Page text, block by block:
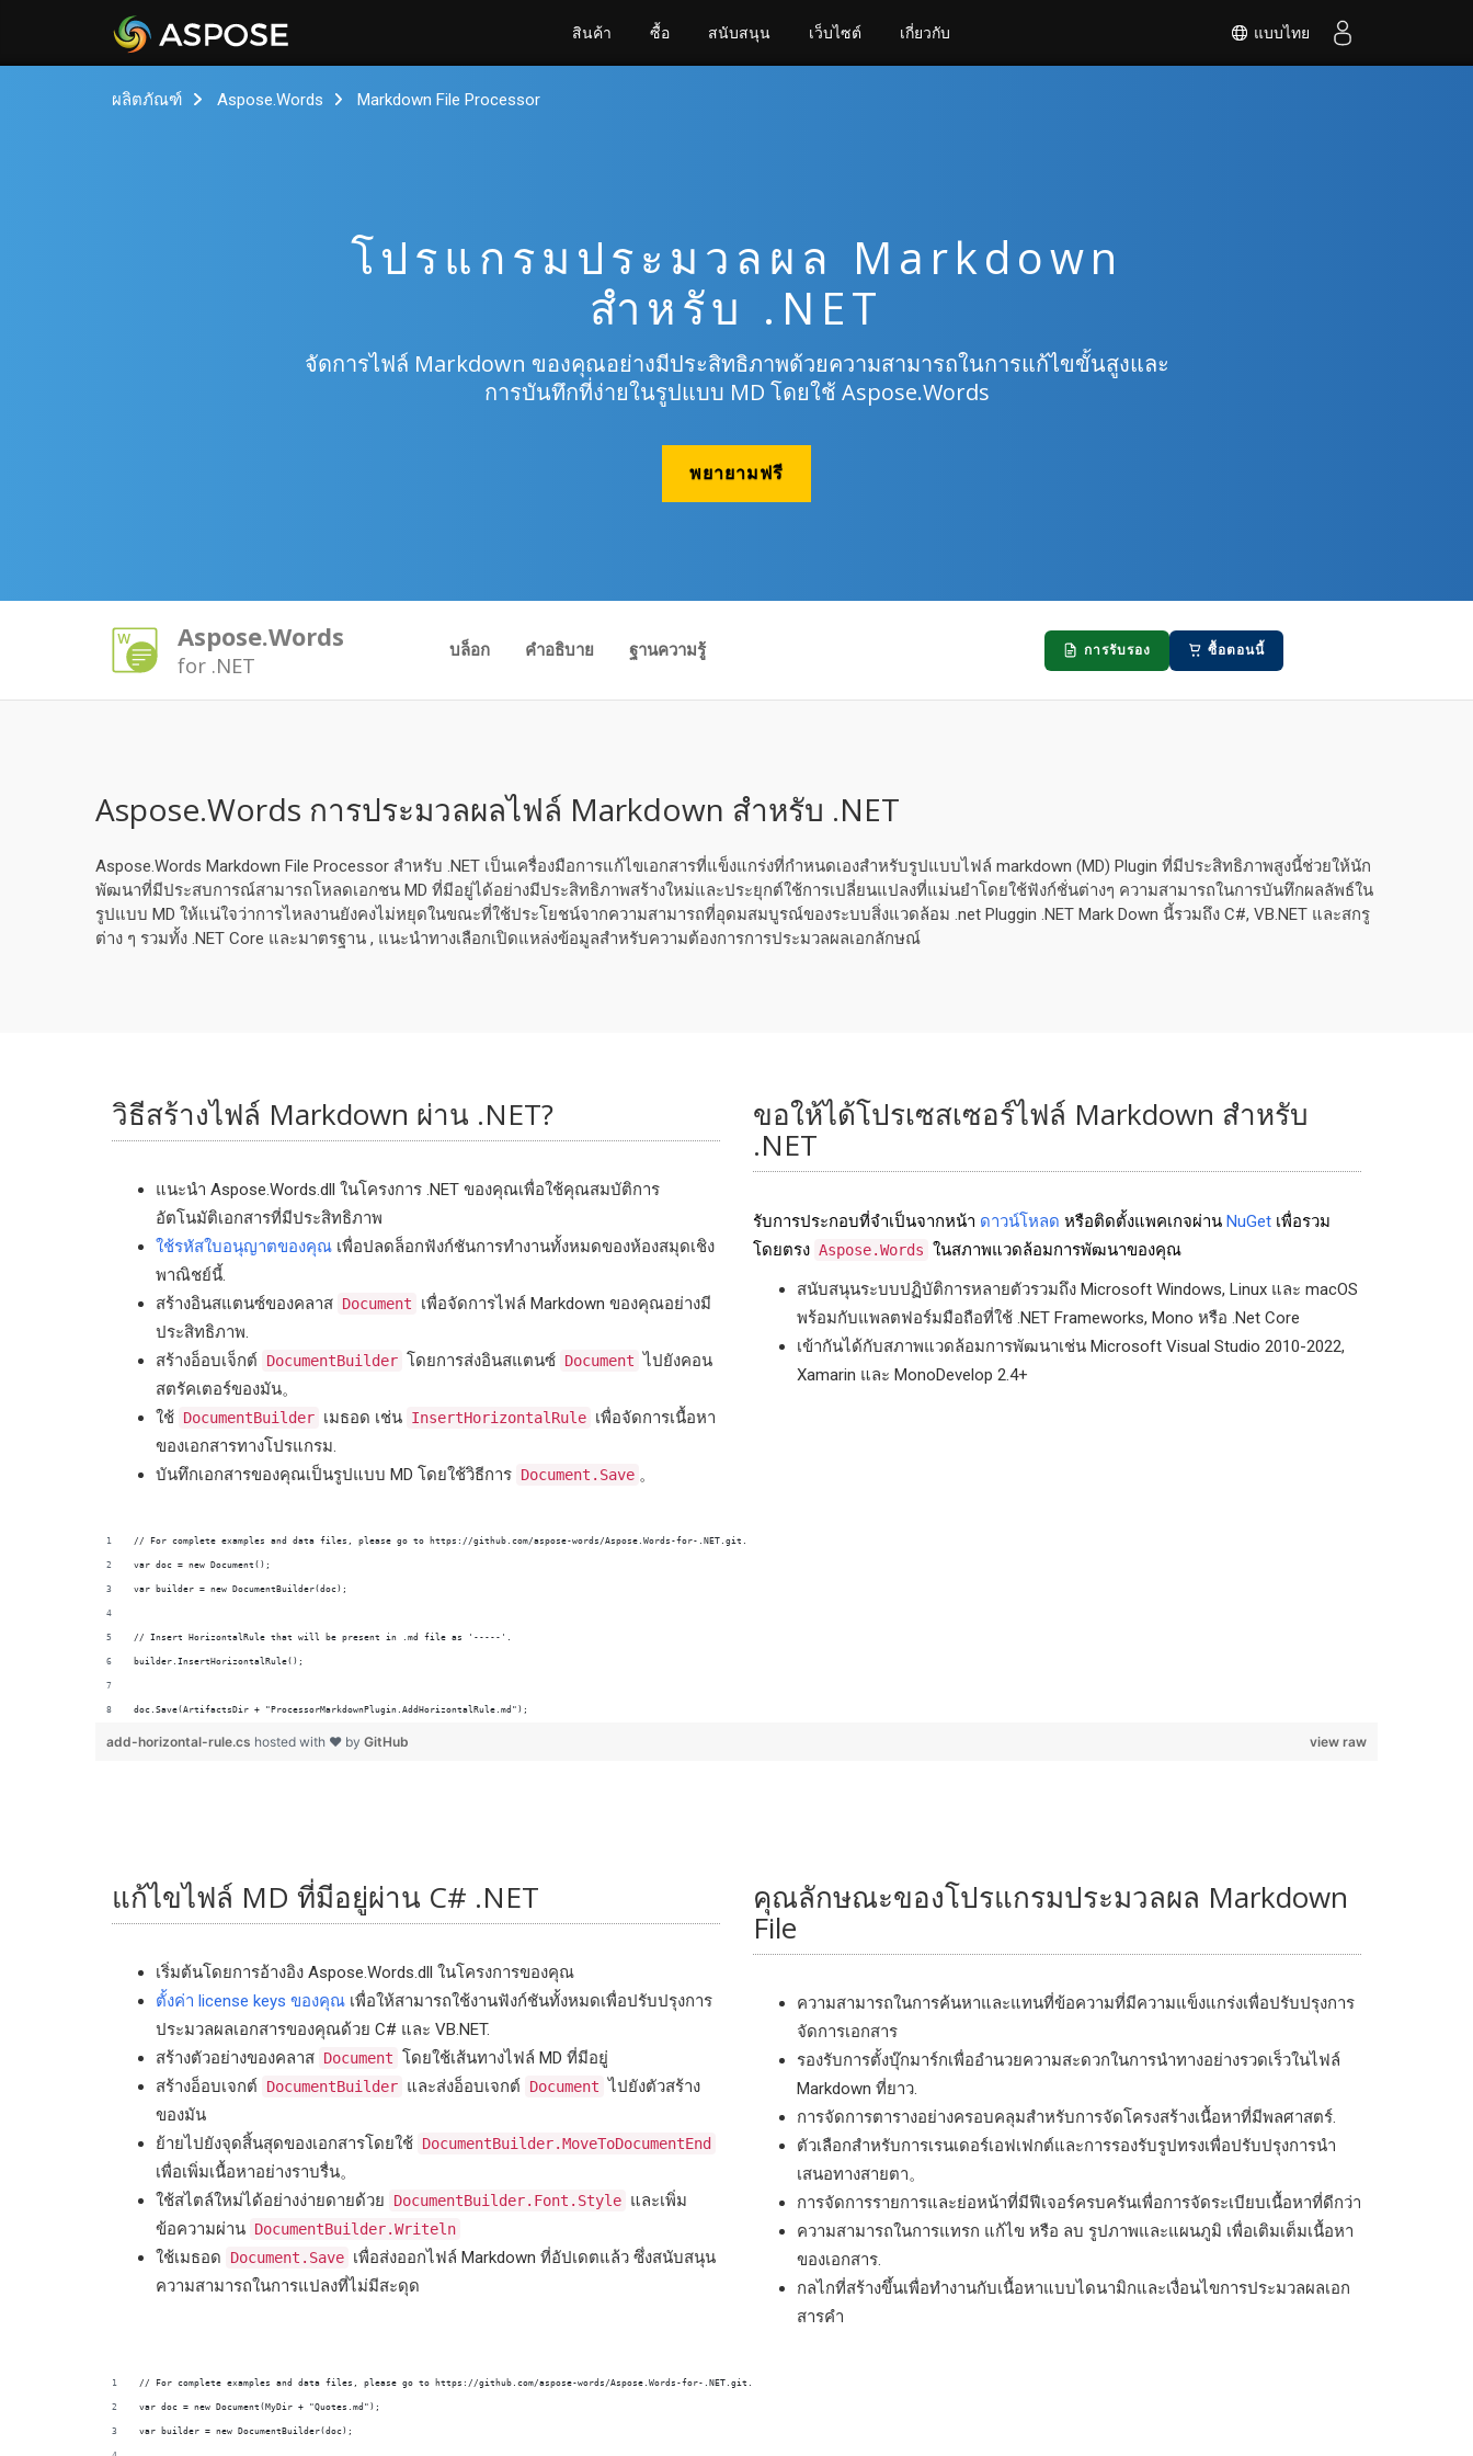
แบบไทย
สินค้า ซื้อ สนับสนุน เว็บไซต์ เกี่ยวกับ
ผลิตภัณฑ์ Aspose.Words Markdown File Processor
โปรแกรมประมวลผล Markdown
สำหรับ .NET
จัดการไฟล์ Markdown ของคุณอย่างมีประสิทธิภาพด้วยความสามารถในการแก้ไขขั้นสูงและ
การบันทึกที่ง่ายในรูปแบบ MD โดยใช้ Aspose.Words
พยายามฟรี
Aspose.Words
for .NET
บล็อก คําอธิบาย ฐานความรู้ การรับรอง ซื้อตอนนี้
Aspose.Words การประมวลผลไฟล์ Markdown สำหรับ .NET
Aspose.Words Markdown File Processor สําหรับ .NET เป็นเครื่องมือการแก้ไขเอกสารที่แข็งแกร่งที่กําหนดเองสําหรับรูปแบบไฟล์ markdown (MD) Plugin ที่มีประสิทธิภาพสูงนี้ช่วยให้นัก
พัฒนาที่มีประสบการณ์สามารถโหลดเอกชน MD ที่มีอยู่ได้อย่างมีประสิทธิภาพสร้างใหม่และประยุกต์ใช้การเปลี่ยนแปลงที่แม่นยําโดยใช้ฟังก์ชั่นต่างๆ ความสามารถในการบันทึกผลลัพธ์ใน
รูปแบบ MD ให้แน่ใจว่าการไหลงานยังคงไม่หยุดในขณะที่ใช้ประโยชน์จากความสามารถที่อุดมสมบูรณ์ของระบบสิ่งแวดล้อม .net Pluggin .NET Mark Down นี้รวมถึง C#, VB.NET และสกรู
ต่าง ๆ รวมทั้ง .NET Core และมาตรฐาน , แนะนําทางเลือกเปิดแหล่งข้อมูลสําหรับความต้องการการประมวลผลเอกลักษณ์
วิธีสร้างไฟล์ Markdown ผ่าน .NET?
แนะนํา Aspose.Words.dll ในโครงการ .NET ของคุณเพื่อใช้คุณสมบัติการ
อัตโนมัติเอกสารที่มีประสิทธิภาพ
ใช้รหัสใบอนุญาตของคุณ เพื่อปลดล็อกฟังก์ชันการทำงานทั้งหมดของห้องสมุดเชิง
พาณิชย์นี้.
สร้างอินสแตนซ์ของคลาส Document
เพื่อจัดการไฟล์ Markdown ของคุณอย่างมี
ประสิทธิภาพ.
สร้างอ็อบเจ็กต์
DocumentBuilder โดยการส่งอินสแตนซ์ Document ไปยังคอน
สตรัคเตอร์ของมัน。
ใช้ DocumentBuilder เมธอด เช่น InsertHorizontalRule เพื่อจัดการเนื้อหา
ของเอกสารทางโปรแกรม.
บันทึกเอกสารของคุณเป็นรูปแบบ MD โดยใช้วิธีการ Document.Save 。
ขอให้ได้โปรเซสเซอร์ไฟล์ Markdown สำหรับ
.NET
รับการประกอบที่จําเป็นจากหน้า ดาวน์โหลด หรือติดตั้งแพคเกจผ่าน NuGet เพื่อรวม
โดยตรง Aspose.Words ในสภาพแวดล้อมการพัฒนาของคุณ
สนับสนุนระบบปฏิบัติการหลายตัวรวมถึง Microsoft Windows, Linux และ macOS
พร้อมกับแพลตฟอร์มมือถือที่ใช้ .NET Frameworks, Mono หรือ .Net Core
เข้ากันได้กับสภาพแวดล้อมการพัฒนาเช่น Microsoft Visual Studio 2010-2022,
Xamarin และ MonoDevelop 2.4+
doc.Save(ArtifactsDir + "ProcessorMarkdownPlugin.AddHorizontalRule.md");
view raw
add-horizontal-rule.cs hosted with ❤ by GitHub
แก้ไขไฟล์ MD ที่มีอยู่ผ่าน C# .NET
เริ่มต้นโดยการอ้างอิง Aspose.Words.dll ในโครงการของคุณ
ตั้งค่า license keys ของคุณ เพื่อให้สามารถใช้งานฟังก์ชันทั้งหมดเพื่อปรับปรุงการ
ประมวลผลเอกสารของคุณด้วย C# และ VB.NET.
สร้างตัวอย่างของคลาส Document โดยใช้เส้นทางไฟล์ MD ที่มีอยู่
สร้างอ็อบเจกต์
DocumentBuilder และส่งอ็อบเจกต์ Document ไปยังตัวสร้าง
ของมัน
ย้ายไปยังจุดสิ้นสุดของเอกสารโดยใช้ DocumentBuilder.MoveToDocumentEnd
เพื่อเพิ่มเนื้อหาอย่างราบรื่น。
ใช้สไตล์ใหม่ได้อย่างง่ายดายด้วย
DocumentBuilder.Font.Style และเพิ่ม
ข้อความผ่าน DocumentBuilder.Writeln
ใช้เมธอด Document.Save เพื่อส่งออกไฟล์ Markdown ที่อัปเดตแล้ว ซึ่งสนับสนุน
ความสามารถในการแปลงที่ไม่มีสะดุด
คุณลักษณะของโปรแกรมประมวลผล Markdown
File
ความสามารถในการค้นหาและแทนที่ข้อความที่มีความแข็งแกร่งเพื่อปรับปรุงการ
จัดการเอกสาร
รองรับการตั้งบุ๊กมาร์กเพื่ออำนวยความสะดวกในการนำทางอย่างรวดเร็วในไฟล์
Markdown ที่ยาว.
การจัดการตารางอย่างครอบคลุมสำหรับการจัดโครงสร้างเนื้อหาที่มีพลศาสตร์.
ตัวเลือกสำหรับการเรนเดอร์เอฟเฟกต์และการรองรับรูปทรงเพื่อปรับปรุงการนำ
เสนอทางสายตา。
การจัดการรายการและย่อหน้าที่มีฟีเจอร์ครบครันเพื่อการจัดระเบียบเนื้อหาที่ดีกว่า
ความสามารถในการแทรก แก้ไข หรือ ลบ รูปภาพและแผนภูมิ เพื่อเติมเต็มเนื้อหา
ของเอกสาร.
กลไกที่สร้างขึ้นเพื่อทํางานกับเนื้อหาแบบไดนามิกและเงื่อนไขการประมวลผลเอก
สารคํา